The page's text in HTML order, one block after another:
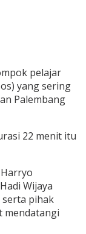
pelajar
yang sering
Palembang
22 menit itu
Wijaya
serta pihak
mendatangi